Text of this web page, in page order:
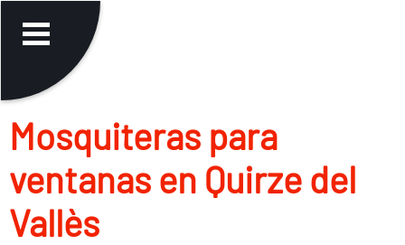
Mosquiteras para
ventanas en Quirze del
Vallès